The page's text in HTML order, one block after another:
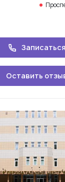
Записаться
Оставить